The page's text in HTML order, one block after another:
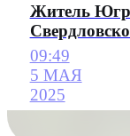
Житель
09:49
5 МАЯ
2025